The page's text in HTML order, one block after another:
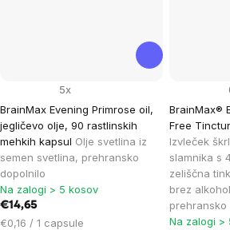
BrainMax Evening Primrose oil,
jegličevo olje, 90 rastlinskih
mehkih kapsul Olje svetlina iz
semen svetlina, prehransko
dopolnilo
5x
Na zalogi > 5 kosov
€14,65
Cena
€0,16 / 1 capsule
BrainMax®
Free
Izvleček
slamnika s
zeliščna
brez
prehransko
Na zalogi >